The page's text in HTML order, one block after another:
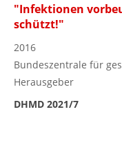
"Infektionen
schützt!"
2016
Bundeszentrale für
Herausgeber
DHMD 2021/7